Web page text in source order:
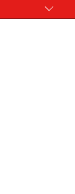
名は正式な病